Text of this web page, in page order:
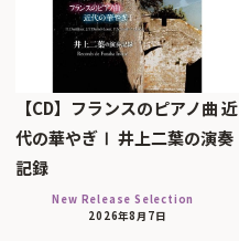
【CD】フランスのピアノ曲 近
代の華やぎⅠ 井上二葉の演奏
記録
New Release Selection
2026年8月7日